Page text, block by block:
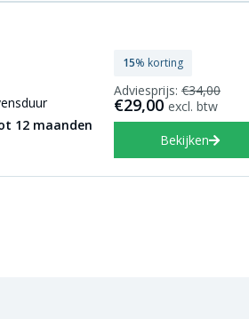
12 maanden
15% korting
Adviesprijs: €34,00
€29,00excl. btw
Bekijken